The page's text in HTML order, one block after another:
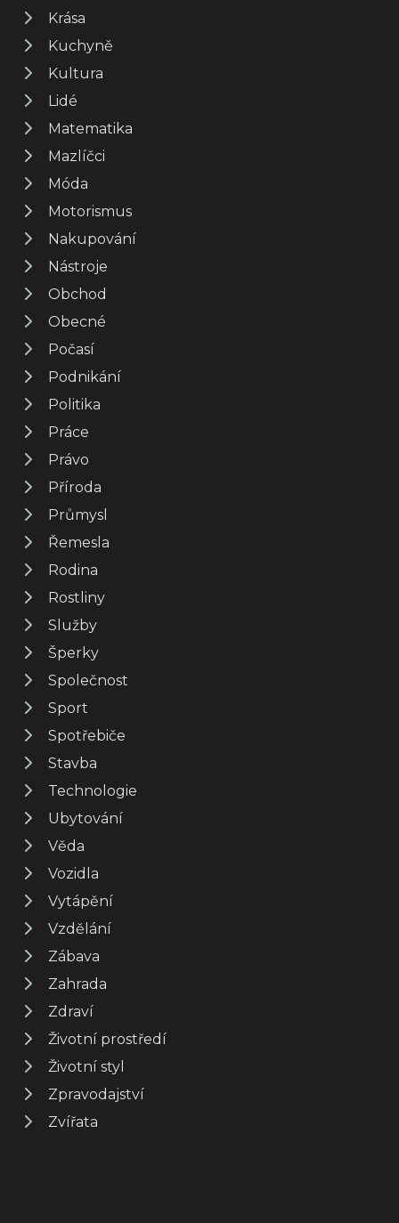
Krása
Kuchyně
Kultura
Lidé
Matematika
Mazlíčci
Móda
Motorismus
Nakupování
Nástroje
Obchod
Obecné
Počasí
Podnikání
Politika
Práce
Právo
Příroda
Průmysl
Řemesla
Rodina
Rostliny
Služby
Šperky
Společnost
Sport
Spotřebiče
Stavba
Technologie
Ubytování
Věda
Vozidla
Vytápění
Vzdělání
Zábava
Zahrada
Zdraví
Životní prostředí
Životní styl
Zpravodajství
Zvířata